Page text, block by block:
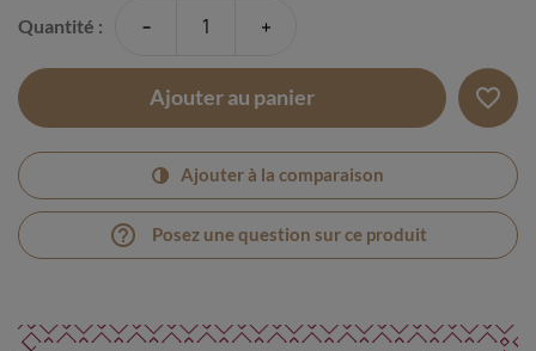
Quantité : - +
Ajouter au panier favorite_border
Ajouter à la comparaison
help_outline Posez une question sur ce produit